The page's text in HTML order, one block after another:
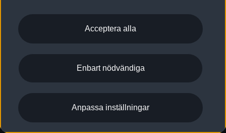
2G/3G nätet stängs ned - Hur påverkas min bil av detta?
Nyhetsbrev
Vårt hållbarhetsarbete
Lediga tjänster huvudkontor
Lediga tjänster hos Audi Återförsäljare
Kommentar till mediauppgifter om dataläcka
Anpassa inställningar för cookies
Visselblåsarkanaler
Acceptera alla
Enbart nödvändiga
Anpassa inställningar